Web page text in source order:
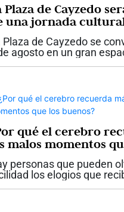
Plaza de Cayzedo
una jornada
mercado
Plaza de Cayzedo se
agosto en un gran
Para...
qué el cerebro
malos momentos
personas que pueden
los elogios que